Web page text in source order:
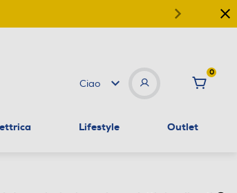
Ciao
0
Lifestyle Outlet